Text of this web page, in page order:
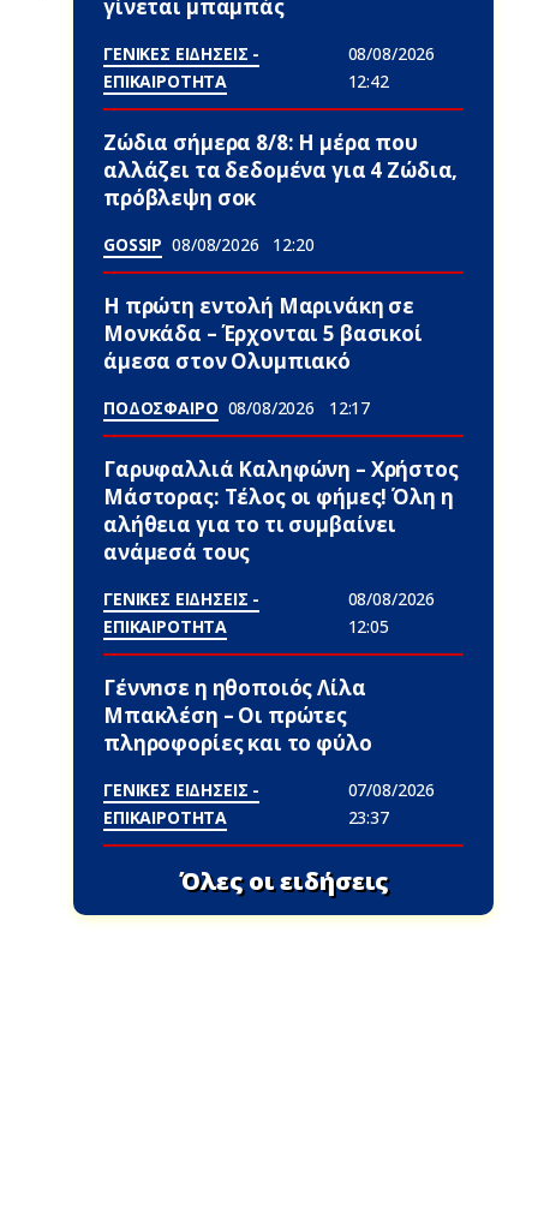
γίνεται μπαμπάς
ΓΕΝΙΚΕΣ ΕΙΔΗΣΕΙΣ -
ΕΠΙΚΑΙΡΟΤΗΤΑ
08/08/2026
12:42
Ζώδια σήμερα 8/8: Η μέρα που
αλλάζει τα δεδομένα για 4 Zώδια,
πρόβλεψη σoκ
GOSSIP 08/08/2026 12:20
Η πρώτη εντολή Μαρινάκη σε
Μονκάδα – Έρχονται 5 βασικοί
άμεσα στον Ολυμπιακό
ΠΟΔΟΣΦΑΙΡΟ 08/08/2026 12:17
Γαρυφαλλιά Καληφώνη – Χρήστος
Μάστορας: Τέλος οι φήμες! Όλη η
αλήθεια για το τι συμβαίνει
ανάμεσά τους
ΓΕΝΙΚΕΣ ΕΙΔΗΣΕΙΣ -
ΕΠΙΚΑΙΡΟΤΗΤΑ
08/08/2026
12:05
Γέννnσε η ηθοποιός Λίλα
Μπακλέση – Οι πρώτες
πληροφορίες και το φύλο
ΓΕΝΙΚΕΣ ΕΙΔΗΣΕΙΣ -
ΕΠΙΚΑΙΡΟΤΗΤΑ
07/08/2026
23:37
Όλες οι ειδήσεις